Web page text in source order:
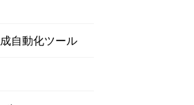
自動化ツール